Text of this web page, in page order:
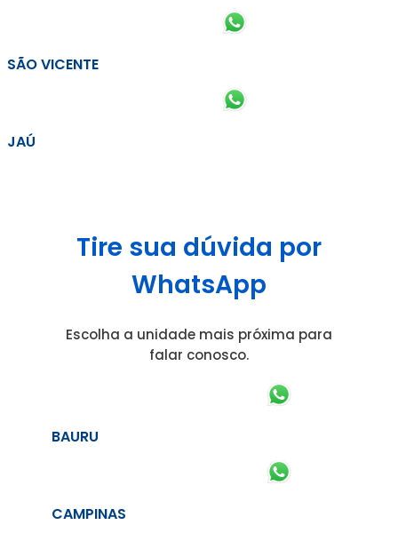
SÃO VICENTE
JAÚ
Tire sua dúvida por
WhatsApp
Escolha a unidade mais próxima para
falar conosco.
BAURU
CAMPINAS